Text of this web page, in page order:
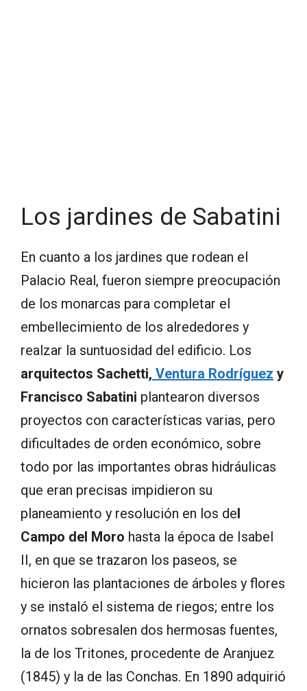
Los jardines de Sabatini
En cuanto a los jardines que rodean el
Palacio Real, fueron siempre preocupación
de los monarcas para completar el
embellecimiento de los alrededores y
realzar la suntuosidad del edificio. Los
arquitectos Sachetti, Ventura Rodríguez y
Francisco Sabatini plantearon diversos
proyectos con características varias, pero
dificultades de orden económico, sobre
todo por las importantes obras hidráulicas
que eran precisas impidieron su
planeamiento y resolución en los de
Campo del Moro hasta la época de Isabel
II, en que se trazaron los paseos, se
hicieron las plantaciones de árboles y flores
y se instaló el sistema de riegos; entre los
ornatos sobresalen dos hermosas fuentes,
la de los Tritones, procedente de Aranjuez
(1845) y la de las Conchas. En 1890 adquirió